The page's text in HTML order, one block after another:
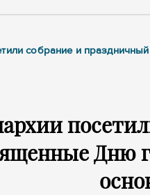
собрание и
Дню